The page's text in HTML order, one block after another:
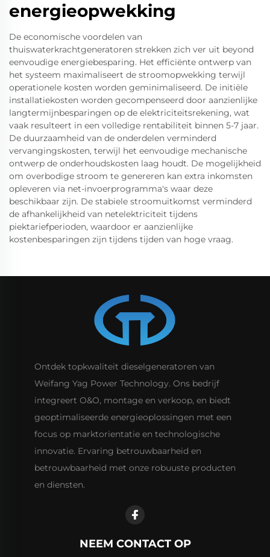
energieopwekking
De economische voordelen van
thuiswaterkrachtgeneratoren strekken zich ver uit beyond
eenvoudige energiebesparing. Het efficiënte ontwerp van
het systeem maximaliseert de stroomopwekking terwijl
operationele kosten worden geminimaliseerd. De initiële
installatiekosten worden gecompenseerd door aanzienlijke
langtermijnbesparingen op de elektriciteitsrekening, wat
vaak resulteert in een volledige rentabiliteit binnen 5-7 jaar.
De duurzaamheid van de onderdelen verminderd
vervangingskosten, terwijl het eenvoudige mechanische
ontwerp de onderhoudskosten laag houdt. De mogelijkheid
om overbodige stroom te genereren kan extra inkomsten
opleveren via net-invoerprogramma's waar deze
beschikbaar zijn. De stabiele stroomuitkomst verminderd
de afhankelijkheid van netelektriciteit tijdens
piektariefperioden, waardoor er aanzienlijke
kostenbesparingen zijn tijdens tijden van hoge vraag.
Ontdek topkwaliteit dieselgeneratoren van
Weifang Yag Power Technology. Ons bedrijf
integreert O&O, montage en verkoop, en biedt
geoptimaliseerde energieoplossingen met een
focus op marktorientatie en technologische
innovatie. Ervaring betrouwbaarheid en
betrouwbaarheid met onze robuuste producten
en diensten.
NEEM CONTACT OP